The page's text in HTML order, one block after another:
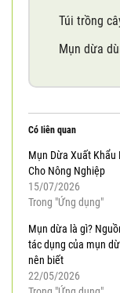
Túi trồng
Mụn dừa
Có liên quan
Mụn Dừa Xuất Khẩu
Cho Nông Nghiệp
15/07/2026
Trong "Ứng dụng"
Mụn dừa là gì?
tác dụng của mụn
nên biết
22/05/2026